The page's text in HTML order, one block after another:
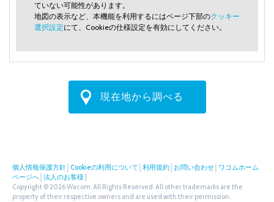
ていない可能性があります。
地図の表示など、本機能を利用するにはページ下部のクッキー
選択設定にて、Cookieの仕様設定を有効にしてください。
現在地から調べる
個人情報保護方針 Cookieの利用について 利用規約 お問い合わせ ワコムホーム
ページへ 法人のお客様
Copyright © 2026 Wacom. All Rights Reserved. All other trademarks are the
property of their respective owners and are used with their permission.